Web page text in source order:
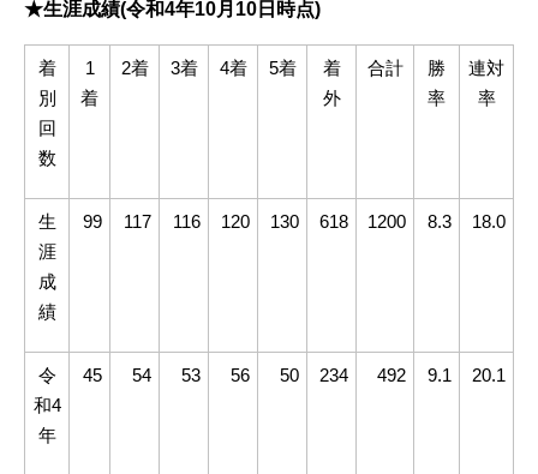
★生涯成績(令和4年10月 10 日時点)
着
別
回
数
1
着
2着 3着 4着 5着
着
外
合計
勝
率
連対
率
生
涯
成
績
99 117 116 120 130 618 1200 8.3 18.0
令
和4
年
45 54 53 56 50 234 492 9.1 20.1